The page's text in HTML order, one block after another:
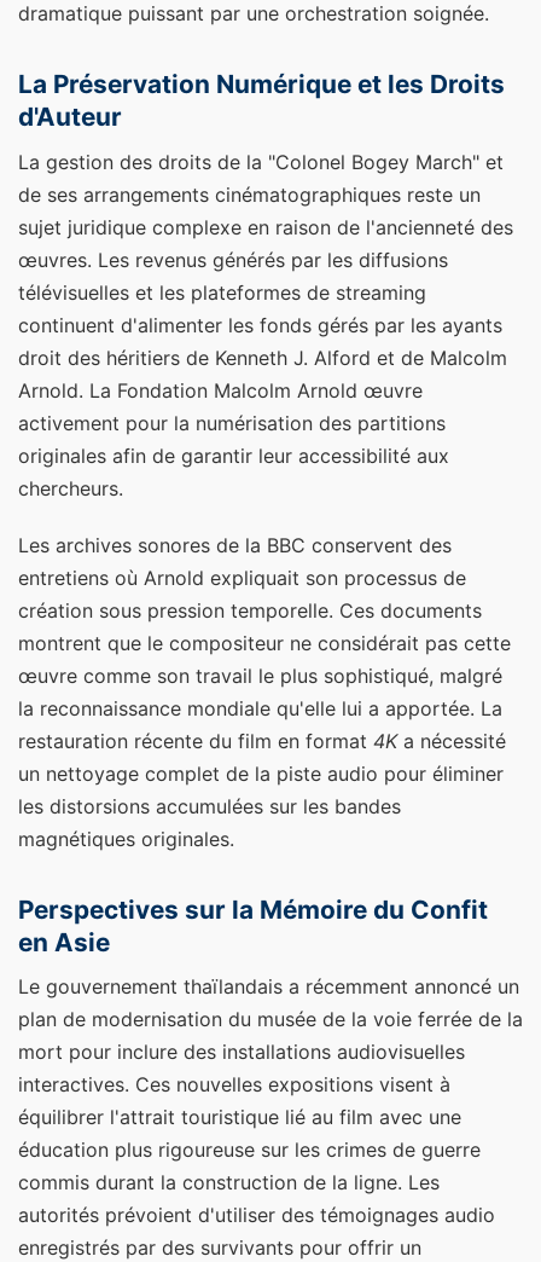
dramatique puissant par une orchestration soignée.
La Préservation Numérique et les Droits
d'Auteur
La gestion des droits de la "Colonel Bogey March" et
de ses arrangements cinématographiques reste un
sujet juridique complexe en raison de l'ancienneté des
œuvres. Les revenus générés par les diffusions
télévisuelles et les plateformes de streaming
continuent d'alimenter les fonds gérés par les ayants
droit des héritiers de Kenneth J. Alford et de Malcolm
Arnold. La Fondation Malcolm Arnold œuvre
activement pour la numérisation des partitions
originales afin de garantir leur accessibilité aux
chercheurs.
Les archives sonores de la BBC conservent des
entretiens où Arnold expliquait son processus de
création sous pression temporelle. Ces documents
montrent que le compositeur ne considérait pas cette
œuvre comme son travail le plus sophistiqué, malgré
la reconnaissance mondiale qu'elle lui a apportée. La
restauration récente du film en format 4Ka nécessité
un nettoyage complet de la piste audio pour éliminer
les distorsions accumulées sur les bandes
magnétiques originales.
Perspectives sur la Mémoire du Confit
en Asie
Le gouvernement thaïlandais a récemment annoncé un
plan de modernisation du musée de la voie ferrée de la
mort pour inclure des installations audiovisuelles
interactives. Ces nouvelles expositions visent à
équilibrer l'attrait touristique lié au film avec une
éducation plus rigoureuse sur les crimes de guerre
commis durant la construction de la ligne. Les
autorités prévoient d'utiliser des témoignages audio
enregistrés par des survivants pour offrir un